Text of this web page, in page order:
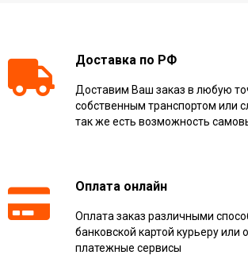
Доставка по РФ
Доставим Ваш заказ в любую
собственным транспортом или
так же есть возможность
Оплата онлайн
Оплата заказ различными
банковской картой курьеру или
платежные сервисы